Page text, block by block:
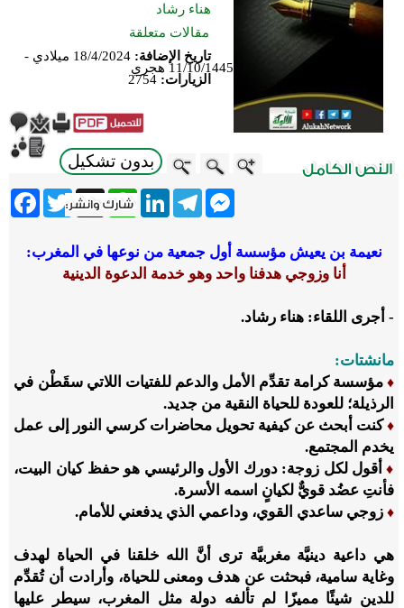
هناء رشاد
مقالات متعلقة
تاريخ الإضافة:
18/4/2024 ميلادي -
11/10/1445 هجري
الزيارات: 2754
بدون تشكيل
Twitter X
WhatsApp
LinkedInTelegram
Messenger
نعيمة بن يعيش مؤسسة أول جمعية من نوعها في المغرب:
أنا وزوجي هدفنا واحد وهو خدمة الدعوة الدينية
- أجرى اللقاء: هناء رشاد.
مانشتات:
♦مؤسسة كرامة تقدِّم الأمل والدعم للفتيات اللاتي سقَطْن في
الرذيلة؛ للعودة للحياة النقية من جديد.
♦كنت أبحث عن كيفية تحويل محاضرات كرسي النور إلى عمل
يخدم المجتمع.
♦ أقول لكل زوجة: دورك الأول والرئيسي هو حفظ كيان البيت،
فأنتِ عضُد قويٌّ لكيانٍ اسمه الأسرة.
♦ زوجي ساعدي القوي، وداعمي الذي يدفعني للأمام.
هي داعية دينيَّة مغربيَّة ترى أنَّ الله خلقنا في الحياة لهدف
وغاية سامية، فبحثت عن هدف ومعنى للحياة، وأرادت أن تُقدِّم
للدين شيئًا مميزًا لم تألفه دولة مثل المغرب، سيطر عليها